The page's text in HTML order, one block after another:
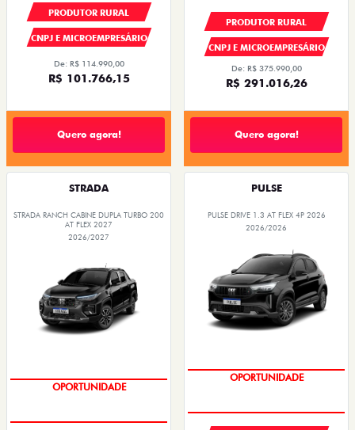
PRODUTOR RURAL
CNPJ E MICROEMPRESÁRIO
De: R$ 114.990,00
R$ 101.766,15
Quero agora!
PRODUTOR RURAL
CNPJ E MICROEMPRESÁRIO
De: R$ 375.990,00
R$ 291.016,26
Quero agora!
STRADA
STRADA RANCH CABINE DUPLA TURBO 200
AT FLEX 2027
2026/2027
PREÇOS REDUZIDOS
PULSE
PULSE DRIVE 1.3 AT FLEX 4P 2026
2026/2026
PREÇOS REDUZIDOS